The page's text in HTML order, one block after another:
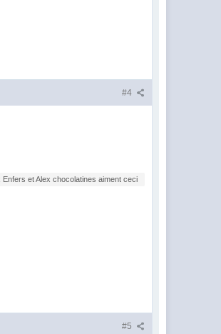
#4
Enfers et Alex chocolatines aiment ceci
#5